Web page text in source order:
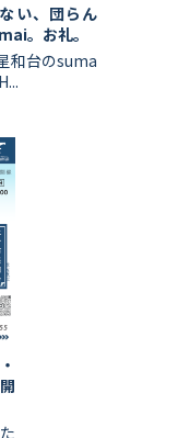
い、団らん
。お礼。
和台のsuma